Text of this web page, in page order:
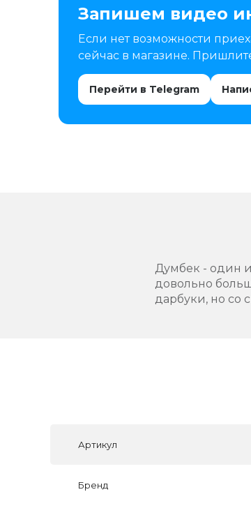
Запишем видео
Если нет возможности
сейчас в магазине.
Перейти в Telegram
Думбек - один
довольно
дарбуки, но со
Артикул
Бренд